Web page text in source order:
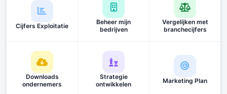
Cijfers Exploitatie
Beheer mijn
bedrijven
Vergelijken met
branchecijfers
Downloads
ondernemers
Strategie
ontwikkelen
Marketing Plan